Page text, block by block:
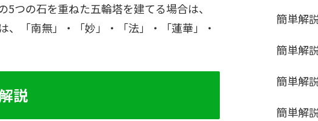
つの石を重ねた五輪塔を建てる場合は、
「南無」・「妙」・「法」・「蓮華」・
説
簡単解
簡単解
簡単解
簡単解